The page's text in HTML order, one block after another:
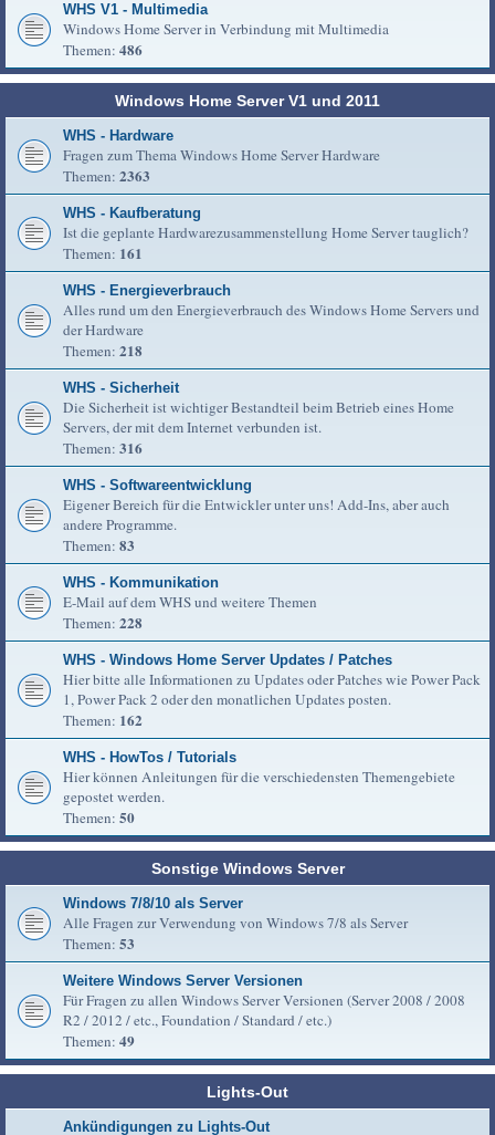
WHS V1 - Multimedia
Windows Home Server in Verbindung mit Multimedia
Themen: 486
Windows Home Server V1 und 2011
WHS - Hardware
Fragen zum Thema Windows Home Server Hardware
Themen: 2363
WHS - Kaufberatung
Ist die geplante Hardwarezusammenstellung Home Server tauglich?
Themen: 161
WHS - Energieverbrauch
Alles rund um den Energieverbrauch des Windows Home Servers und
der Hardware
Themen: 218
WHS - Sicherheit
Die Sicherheit ist wichtiger Bestandteil beim Betrieb eines Home
Servers, der mit dem Internet verbunden ist.
Themen: 316
WHS - Softwareentwicklung
Eigener Bereich für die Entwickler unter uns! Add-Ins, aber auch
andere Programme.
Themen: 83
WHS - Kommunikation
E-Mail auf dem WHS und weitere Themen
Themen: 228
WHS - Windows Home Server Updates / Patches
Hier bitte alle Informationen zu Updates oder Patches wie Power Pack
1, Power Pack 2 oder den monatlichen Updates posten.
Themen: 162
WHS - HowTos / Tutorials
Hier können Anleitungen für die verschiedensten Themengebiete
gepostet werden.
Themen: 50
Sonstige Windows Server
Windows 7/8/10 als Server
Alle Fragen zur Verwendung von Windows 7/8 als Server
Themen: 53
Weitere Windows Server Versionen
Für Fragen zu allen Windows Server Versionen (Server 2008 / 2008
R2 / 2012 / etc., Foundation / Standard / etc.)
Themen: 49
Lights-Out
Ankündigungen zu Lights-Out